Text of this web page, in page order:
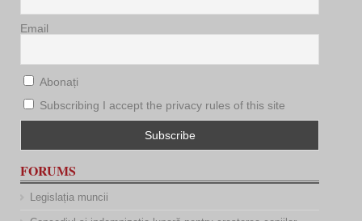
Email
Abonați
Subscribing I accept the privacy rules of this site
FORUMS
Legislația muncii